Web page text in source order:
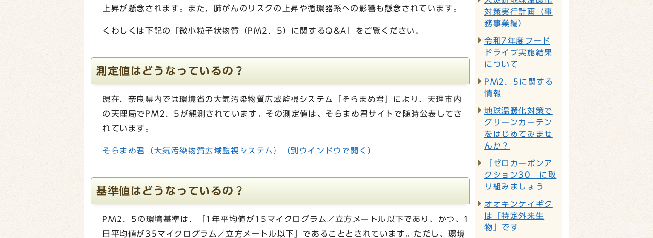
上昇が懸念されます。また、肺がんのリスクの上昇や循環器系への影響も懸念されています。
くわしくは下記の「微小粒子状物質（PM2．5）に関するQ&A」をご覧ください。
測定値はどうなっているの？
現在、奈良県内では環境省の大気汚染物質広域監視システム「そらまめ君」により、天理市内
の天理局でPM2．5が観測されています。その測定値は、そらまめ君サイトで随時公表してさ
れています。
そらまめ君（大気汚染物質広域監視システム） （別ウインドウで開く）
基準値はどうなっているの？
PM2．5の環境基準は、「1年平均値が15マイクログラム／立方メートル以下であり、かつ、1
日平均値が35マイクログラム／立方メートル以下」であることとされています。ただし、環境
対策実行計画（事
務事業編）
令和7年度フード
ドライブ実施結果
について
PM2．5に関する
情報
地球温暖化対策で
グリーンカーテン
をはじめてみませ
んか？
「ゼロカーボンア
クション30」に取
り組みましょう
オオキンケイギク
は「特定外来生
物」です